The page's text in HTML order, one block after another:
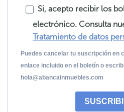
Si, acepto recibir los
electrónico. Consulta
Tratamiento de datos
Puedes cancelar tu suscripción en
enlace incluido en el boletín o
hola@abancainmuebles.com